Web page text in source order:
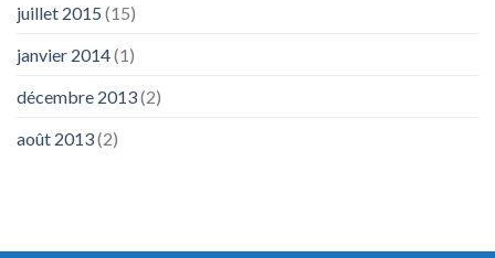
juillet 2015 (15)
janvier 2014(1)
décembre 2013(2)
août 2013(2)